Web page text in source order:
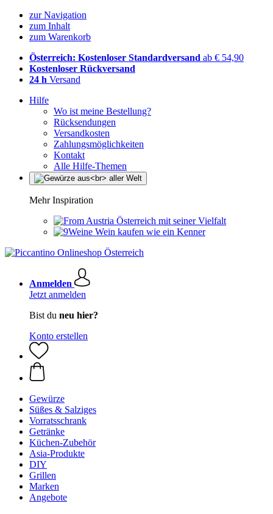
zur Navigation
zum Inhalt
zum Warenkorb
Österreich: Kostenloser Standardversand ab € 54,90
Kostenloser Rückversand
24 h Versand
Hilfe
Wo ist meine Bestellung?
Rücksendungen
Versandkosten
Zahlungsmöglichkeiten
Kontakt
Alle Hilfe-Themen
Mehr Inspiration
Österreich mit seiner Vielfalt
Wein kaufen wie ein Kenner
Anmelden
Jetzt anmelden
Bist du neu hier?
Konto erstellen
Gewürze
Süßes & Salziges
Vorratsschrank
Getränke
Küchen-Zubehör
Asia-Produkte
DIY
Grillen
Marken
Angebote